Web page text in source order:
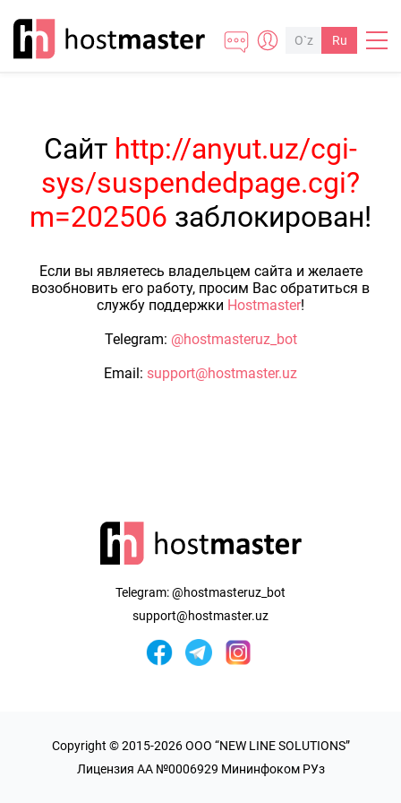
O`z Ru
Сайт http://anyut.uz/cgi-
sys/suspendedpage.cgi?
m=202506 заблокирован!
Если вы являетесь владельцем сайта и желаете
возобновить его работу, просим Вас обратиться в
службу поддержки Hostmaster!
Telegram: @hostmasteruz_bot
Email: support@hostmaster.uz
Telegram:@hostmasteruz_bot
support@hostmaster.uz
Copyright © 2015-2026 OOO “NEW LINE SOLUTIONS”
Лицензия AA №0006929 Мининфоком РУз